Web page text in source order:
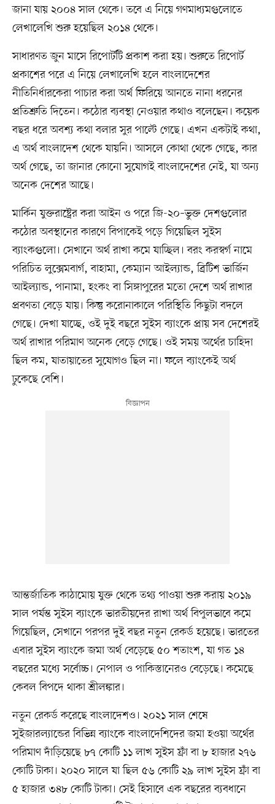
জানা যায় ২০০৪ সাল থেকে। তবে এ নিয়ে গণমাধ্যমগুলোতে
লেখালেখি শুরু হয়েছিল ২০১৪ থেকে।
সাধারণত জুন মাসে রিপোর্টটি প্রকাশ করা হয়। শুরুতে রিপোর্ট
প্রকাশের পরে এ নিয়ে লেখালেখি হলে বাংলাদেশের
নীতিনির্ধারকেরা পাচার করা অর্থ ফিরিয়ে আনতে নানা ধরনের
প্রতিশ্রুতি দিতেন। কঠোর ব্যবস্থা নেওয়ার কথাও বলেছেন। কয়েক
বছর ধরে অবশ্য কথা বলার সুর পাল্টে গেছে। এখন একটাই কথা,
এ অর্থ বাংলাদেশ থেকে যায়নি। আসলে কোথা থেকে গেছে, কার
অর্থ গেছে, তা জানার কোনো সুযোগই বাংলাদেশের নেই, যা অন্য
অনেক দেশের আছে।
মার্কিন যুক্তরাষ্ট্রের করা আইন ও পরে জি-২০–ভুক্ত দেশগুলোর
কঠোর অবস্থানের কারণে বিপাকেই পড়ে গিয়েছিল সুইস
ব্যাংকগুলো। সেখানে অর্থ রাখা কমে যাচ্ছিল। বরং করস্বর্গ নামে
পরিচিত লুক্সেমবার্গ, বাহামা, কেম্যান আইল্যান্ড, ব্রিটিশ ভার্জিন
আইল্যান্ড, পানামা, হংকং বা সিঙ্গাপুরের মতো দেশে অর্থ রাখার
প্রবণতা বেড়ে যায়। কিন্তু করোনাকালে পরিস্থিতি কিছুটা বদলে
গেছে। দেখা যাচ্ছে, ওই দুই বছরে সুইস ব্যাংকে প্রায় সব দেশেরই
অর্থ রাখার পরিমাণ অনেক বেড়ে গেছে। ওই সময় অর্থের চাহিদা
ছিল কম, যাতায়াতের সুযোগও ছিল না। ফলে ব্যাংকেই অর্থ
ঢুকেছে বেশি।
আন্তর্জাতিক কাঠামোয় যুক্ত থেকে তথ্য পাওয়া শুরু করায় ২০১৯
সাল পর্যন্ত সুইস ব্যাংকে ভারতীয়দের রাখা অর্থ বিপুলভাবে কমে
গিয়েছিল, সেখানে পরপর দুই বছর নতুন রেকর্ড হয়েছে। ভারতের
এবার সুইস ব্যাংকে জমা অর্থ বেড়েছে ৫০ শতাংশ, যা গত ১৪
বছরের মধ্যে সর্বোচ্চ। নেপাল ও পাকিস্তানেরও বেড়েছে। কমেছে
কেবল বিপদে থাকা শ্রীলঙ্কার।
নতুন রেকর্ড করেছে বাংলাদেশও। ২০২১ সাল শেষে
সুইজারল্যান্ডের বিভিন্ন ব্যাংকে বাংলাদেশিদের জমা হওয়া অর্থের
পরিমাণ দাঁড়িয়েছে ৮৭ কোটি ১১ লাখ সুইস ফ্রাঁ বা ৮ হাজার ২৭৬
কোটি টাকা। ২০২০ সালে যা ছিল ৫৬ কোটি ২৯ লাখ সুইস ফ্রাঁ বা
৫ হাজার ৩৪৮ কোটি টাকা। সেই হিসাবে এক বছরের ব্যবধানে